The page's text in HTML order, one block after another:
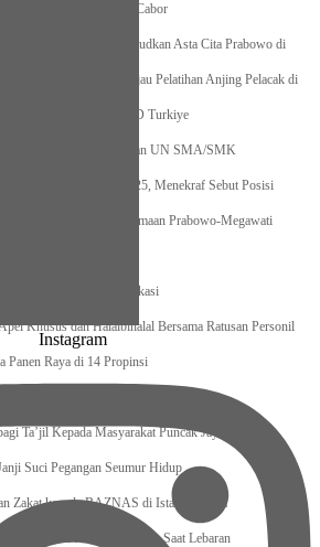
untuk Pelatnas pada 13 Cabor
Tegaskan Komitmen Wujudkan Asta Cita Prabowo di
TNI, Panglima TNI Tinjau Pelatihan Anjing Pelacak di
Bencana BNPB – AFAD Turkiye
TNI-POLRI Solid Amankan UN SMA/SMK
Festival Film Cannes 2025, Menekraf Sebut Posisi
Persatuan dan Kebersamaan Prabowo-Megawati
PPKS
736 Siswa/i se-Kota Bekasi
Khusus dan Halalbihalal Bersama Ratusan Personil
Panen Raya di 14 Propinsi
Mempertahankan Keharmonisasian
Ta’jil Kepada Masyarakat Puncak Jaya
Suci Pegangan Seumur Hidup
Zakat kepada BAZNAS di Istana Negara
Waspada Potensi Bencana Saat Lebaran
Instagram